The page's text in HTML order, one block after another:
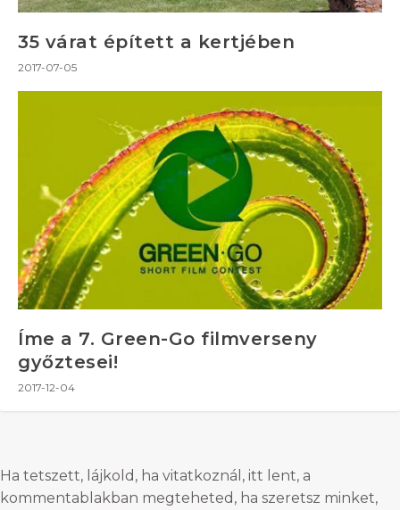
35 várat épített a kertjében
2017-07-05
Íme a 7. Green-Go filmverseny
győztesei!
2017-12-04
Ha tetszett, lájkold, ha vitatkoznál, itt lent, a
kommentablakban megteheted, ha szeretsz minket,